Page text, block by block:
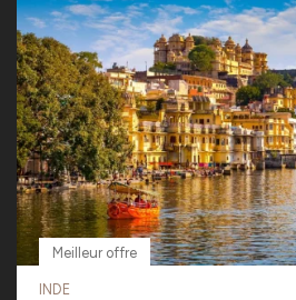
Meilleur offre
INDE